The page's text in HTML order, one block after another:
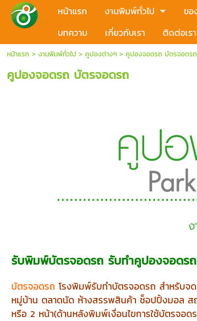
หน้าแรก งานพิมพ์ทั่วไป ขอ
บทความ
เกี่ยวกับเรา ติดต่อเรา
หน้าแรก > งานพิมพ์ทั่วไป > คูปองต่างๆ> คูปองจอดรถ บัตรจอดรถ
คูปองจอดรถ บัตรจอดรถ
รับพิมพ์บัตรจอดรถ รับทำคูปองจอดรถ
บัตรจอดรถ โรงพิมพ์รับทำบัตรจอดรถ สำหรับจ
หมู่บ้าน ตลาดนัด ห้างสรรพสินค้า ช็อปปิ้งมอล ส
หรือ 2 หน้า(ด้านหลังพิมพ์เงื่อนไขการใช้บัตรจอ